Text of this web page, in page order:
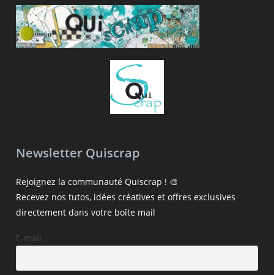
Newsletter Quiscrap
Rejoignez la communauté Quiscrap ! 🎨
Recevez nos tutos, idées créatives et offres exclusives
directement dans votre boîte mail
E-mail